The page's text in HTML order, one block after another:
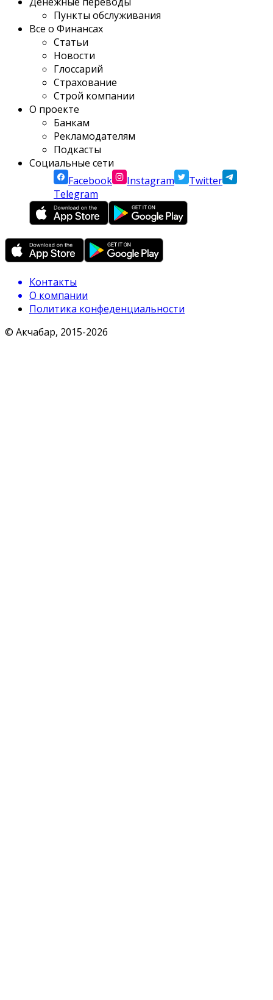
Пункты обслуживания
Все о Финансах
Статьи
Новости
Глоссарий
Страхование
Строй компании
О проекте
Банкам
Рекламодателям
Подкасты
Социальные сети
Facebook
Instagram
Twitter
Telegram
Контакты
О компании
Политика конфеденциальности
© Акчабар, 2015-2026